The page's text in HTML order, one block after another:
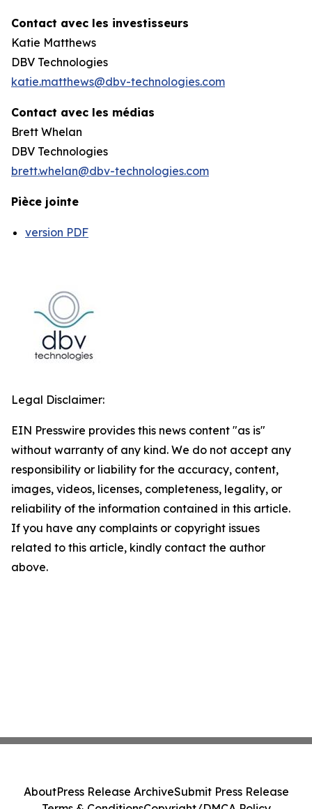
Contact avec les investisseurs
Katie Matthews
DBV Technologies
katie.matthews@dbv-technologies.com
Contact avec les médias
Brett Whelan
DBV Technologies
brett.whelan@dbv-technologies.com
Pièce jointe
version PDF
Legal Disclaimer:
EIN Presswire provides this news content "as is"
without warranty of any kind. We do not accept any
responsibility or liability for the accuracy, content,
images, videos, licenses, completeness, legality, or
reliability of the information contained in this article.
If you have any complaints or copyright issues
related to this article, kindly contact the author
above.
AboutPress Release ArchiveSubmit Press Release